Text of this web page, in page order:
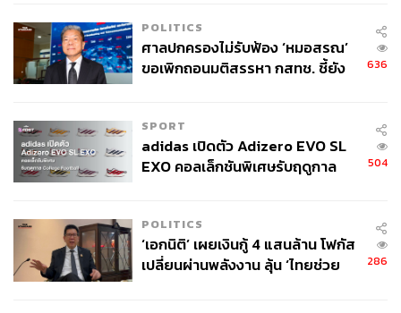
POLITICS
ศาลปกครองไม่รับฟ้อง ‘หมอสรณ’
ขอเพิกถอนมติสรรหา กสทช. ชี้ยัง
636
SPORT
adidas เปิดตัว Adizero EVO SL
EXO คอลเล็กชันพิเศษรับฤดูกาล
504
POLITICS
‘เอกนิติ’ เผยเงินกู้ 4 แสนล้าน โฟกัส
เปลี่ยนผ่านพลังงาน ลุ้น ‘ไทยช่วย
286